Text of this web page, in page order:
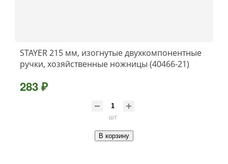
STAYER 215 мм, изогнутые двухкомпонентные
ручки, хозяйственные ножницы (40466-21)
283 ₽
шт
В корзину